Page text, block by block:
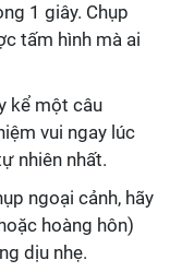
1 giây. Chụp
tấm hình mà ai
kể một câu
vui ngay lúc
nhiên nhất.
ngoại cảnh, hãy
hoàng hôn)
dịu nhẹ.